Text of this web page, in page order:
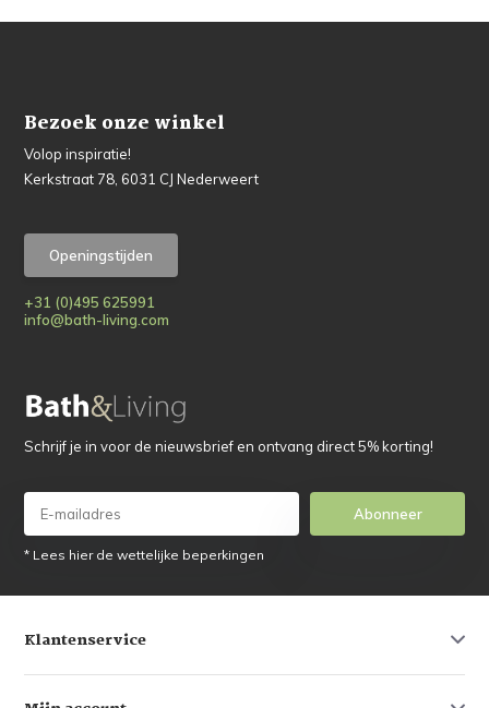
Bezoek onze winkel
Volop inspiratie!
Kerkstraat 78, 6031 CJ Nederweert
Openingstijden
+31 (0)495 625991
info@bath-living.com
Schrijf je in voor de nieuwsbrief en ontvang direct 5% korting!
Abonneer
* Lees hier de wettelijke beperkingen
Klantenservice